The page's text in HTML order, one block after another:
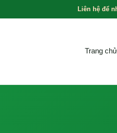
Liên hệ để
Trang chủ